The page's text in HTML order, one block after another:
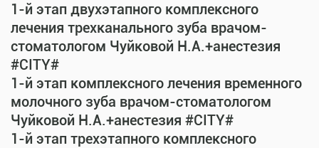
1-й этап двухэтапного комплексного
лечения трехканального зуба врачом-
стоматологом Чуйковой Н.А.+анестезия
#CITY#
1-й этап комплексного лечения временного
молочного зуба врачом-стоматологом
Чуйковой Н.А.+анестезия #CITY#
1-й этап трехэтапного комплексного